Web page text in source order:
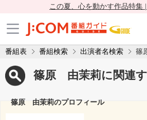
この夏、心を動かす作品特集
番組表 番組検索 出演者名検索 篠
篠原 由茉莉に関連
篠原 由茉莉のプロフィール